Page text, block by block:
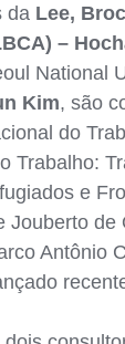
da Lee,
–
National
Kim, são
do
Trabalho:
e
Jouberto de
Antônio